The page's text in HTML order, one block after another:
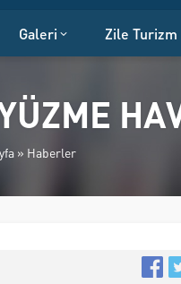
Galeri Zile Turizm
» Haberler